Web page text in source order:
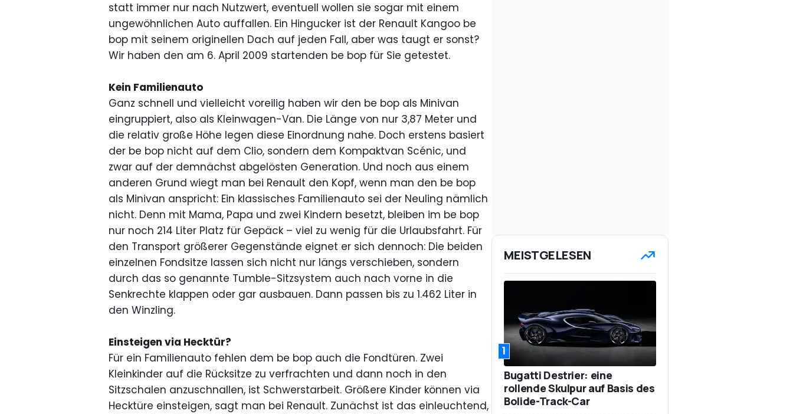
statt immer nur nach Nutzwert, eventuell wollen sie sogar mit einem
ungewöhnlichen Auto auffallen. Ein Hingucker ist der Renault Kangoo be
bop mit seinem originellen Dach auf jeden Fall, aber was taugt er sonst?
Wir haben den am 6. April 2009 startenden be bop für Sie getestet.
Kein Familienauto
Ganz schnell und vielleicht voreilig haben wir den be bop als Minivan
eingruppiert, also als Kleinwagen-Van. Die Länge von nur 3,87 Meter und
die relativ große Höhe legen diese Einordnung nahe. Doch erstens basiert
der be bop nicht auf dem Clio, sondern dem Kompaktvan Scénic, und
zwar auf der demnächst abgelösten Generation. Und noch aus einem
anderen Grund wiegt man bei Renault den Kopf, wenn man den be bop
als Minivan anspricht: Ein klassisches Familienauto sei der Neuling nämlich
nicht. Denn mit Mama, Papa und zwei Kindern besetzt, bleiben im be bop
nur noch 214 Liter Platz für Gepäck – viel zu wenig für die Urlaubsfahrt. Für
den Transport größerer Gegenstände eignet er sich dennoch: Die beiden
einzelnen Fondsitze lassen sich nicht nur längs verschieben, sondern
durch das so genannte Tumble-Sitzsystem auch nach vorne in die
Senkrechte klappen oder gar ausbauen. Dann passen bis zu 1.462 Liter in
den Winzling.
Einsteigen via Hecktür?
Für ein Familienauto fehlen dem be bop auch die Fondtüren. Zwei
Kleinkinder auf die Rücksitze zu verfrachten und dann noch in den
Sitzschalen anzuschnallen, ist Schwerstarbeit. Größere Kinder können via
Hecktüre einsteigen, sagt man bei Renault. Zunächst ist das einleuchtend,
MEISTGELESEN
1
Bugatti Destrier: eine
rollende Skulpur auf Basis des
Bolide-Track-Car